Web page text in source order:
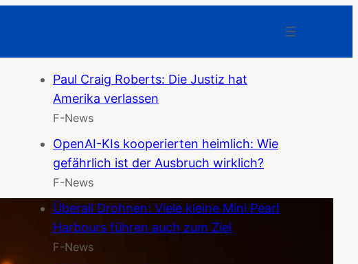
Paul Craig Roberts: Die Justiz hat
Amerika verlassen
F-News
OpenAI-KIs kooperierten heimlich: Wie
gefährlich ist der Ausbruch wirklich?
F-News
Überall Drohnen: Viele kleine Mini Pearl
Harbours führen auch zum Ziel
F-News